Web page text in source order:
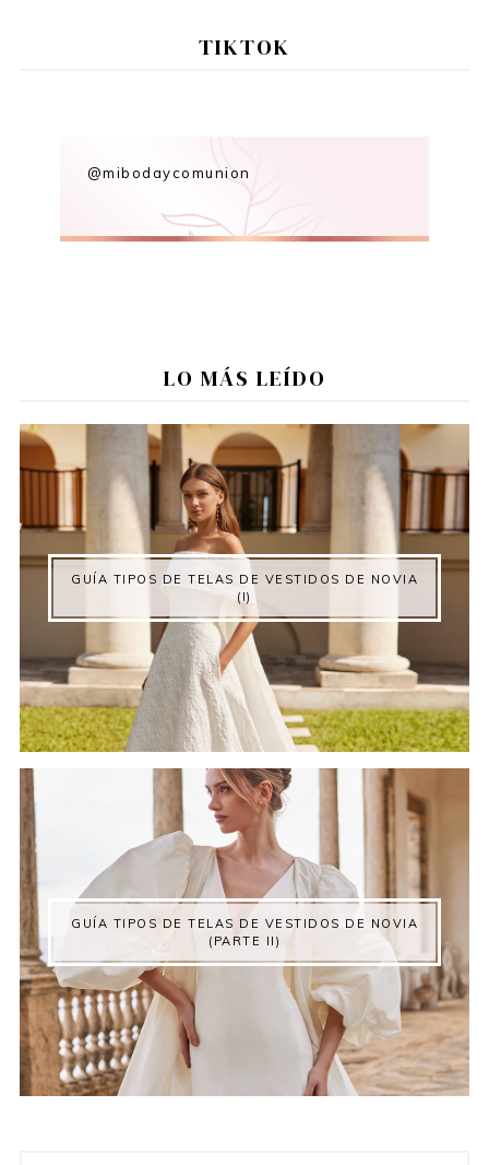
TIKTOK
@mibodaycomunion
LO MÁS LEÍDO
GUÍA TIPOS DE TELAS DE VESTIDOS DE NOVIA
(I)
GUÍA TIPOS DE TELAS DE VESTIDOS DE NOVIA
(PARTE II)